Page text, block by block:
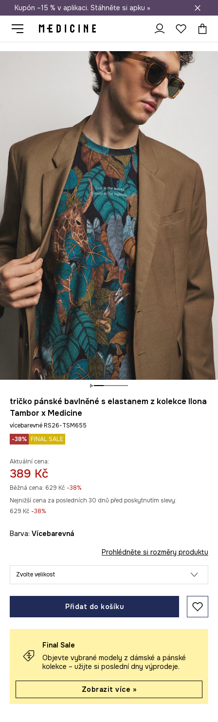
Doprava zdarma při nákupu nad 1 200 Kč
Kupón –15 % v aplikaci. Stáhněte si apku »
tričko pánské bavlněné s elastanem z kolekce Ilona
Tambor x Medicine
vícebarevné RS26-TSM655
-38% FINAL SALE
Aktuální cena:
389 Kč
Běžná cena: 629 Kč -38%
Nejnižší cena za posledních 30 dnů před poskytnutím slevy:
629 Kč -38%
Barva: vícebarevná
Prohlédněte si rozměry produktu
Zvolte velikost
Přidat do košíku
Final Sale
Objevte vybrané modely z dámské a pánské
kolekce – užijte si poslední dny výprodeje.
Zobrazit více »